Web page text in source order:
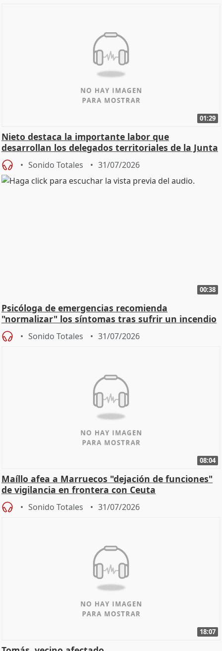
01:29
Nieto destaca la importante labor que
desarrollan los delegados territoriales de la Junta
Sonido Totales 31/07/2026
00:38
Psicóloga de emergencias recomienda
"normalizar" los síntomas tras sufrir un incendio
Sonido Totales 31/07/2026
08:04
Maíllo afea a Marruecos "dejación de funciones"
de vigilancia en frontera con Ceuta
Sonido Totales 31/07/2026
18:07